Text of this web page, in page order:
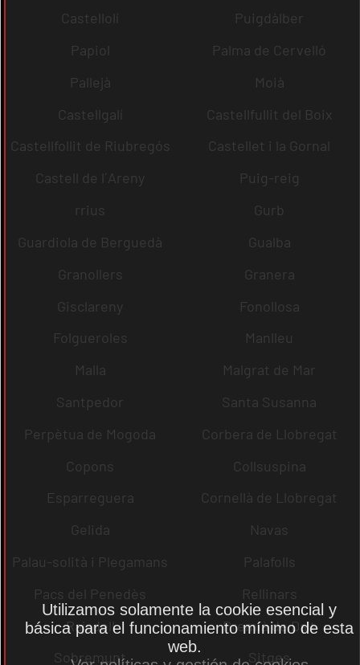
Castellolí
Puigdàlber
Papiol
Palma de Cervelló
Pallejà
Moià
Castellgalí
Castellfullit del Boix
Castellfollit de Riubregós
Castellet i la Gornal
Castell de l´Areny
Puig-reig
rrius
Gurb
Guardiola de Berguedà
Gualba
Granollers
Granera
Gisclareny
Fonollosa
Folgueroles
Manlleu
Malla
Malgrat de Mar
Santpedor
Santa Susanna
Perpètua de Mogoda
Corbera de Llobregat
Copons
Collsuspina
Esparreguera
Cornellà de Llobregat
Gelida
Navas
Palau-solità i Plegamans
Palafolls
Pacs del Penedès
Rellinars
Rajadell
Premià de Dalt
Sobremunt
Sitges
Utilizamos solamente la cookie esencial y
básica para el funcionamiento mínimo de esta
web.